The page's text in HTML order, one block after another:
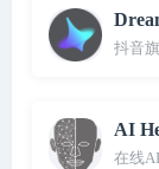
抖音
AI
在线